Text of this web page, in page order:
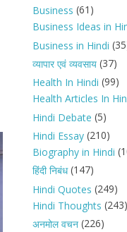
Business (61)
Business Ideas in
Business in Hindi
व्यापार एवं व्यवसाय(37)
Health In Hindi (99)
Health Articles In
Hindi Debate (5)
Hindi Essay(210)
Biography in Hindi
हिंदी निबंध(147)
Hindi Quotes (249)
Hindi Thoughts (243)
अनमोल वचन(226)